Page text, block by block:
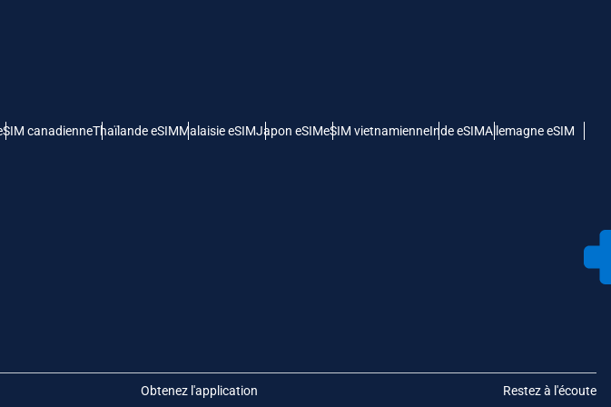
canadienneThaïlande eSIMMalaisie eSIMJapon eSIMeSIM vietnamienneInde eSIMAllemagne eSIM
Obtenez l'application Restez à l'écoute